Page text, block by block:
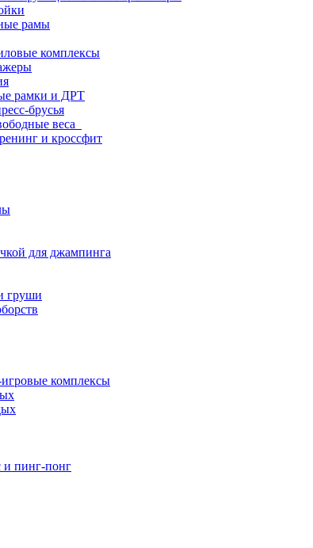
рамы
комплексы
рамки и ДРТ
брусья
веса
и кроссфит
для джампинга
груши
комплексы
и пинг-понг